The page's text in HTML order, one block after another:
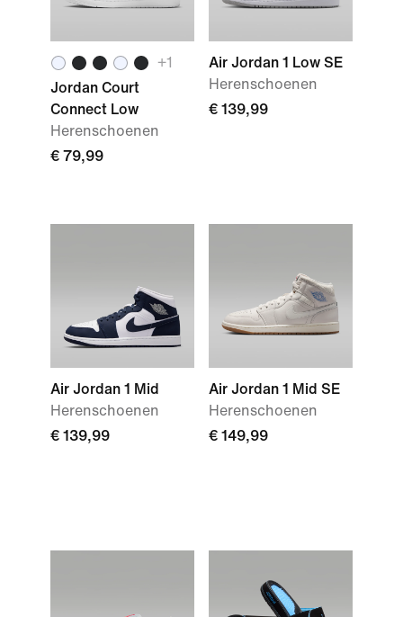
+1
Jordan Court
Connect Low
Herenschoenen
€ 79,99
Air Jordan 1 Low SE
Herenschoenen
€ 139,99
Air Jordan 1 Mid
Herenschoenen
€ 139,99
Air Jordan 1 Mid SE
Herenschoenen
€ 149,99